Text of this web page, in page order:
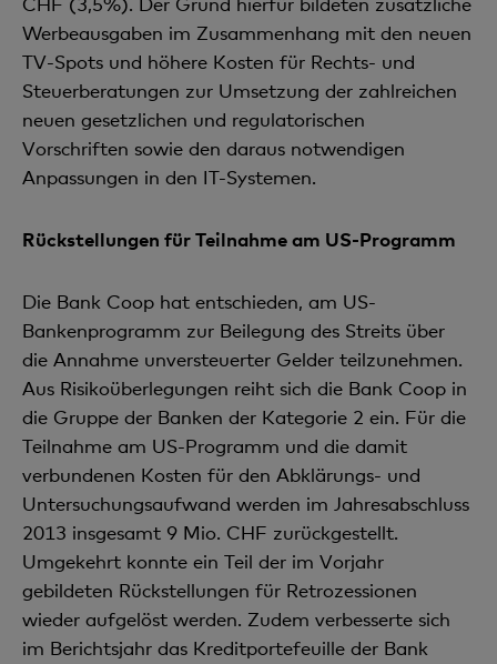
Werbeausgaben im Zusammenhang mit den neuen
TV-Spots und höhere Kosten für Rechts- und
Steuerberatungen zur Umsetzung der zahlreichen
neuen gesetzlichen und regulatorischen
Vorschriften sowie den daraus notwendigen
Anpassungen in den IT-Systemen.
Rückstellungen für Teilnahme am US-Programm
Die Bank Coop hat entschieden, am US-
Bankenprogramm zur Beilegung des Streits über
die Annahme unversteuerter Gelder teilzunehmen.
Aus Risikoüberlegungen reiht sich die Bank Coop in
die Gruppe der Banken der Kategorie 2 ein. Für die
Teilnahme am US-Programm und die damit
verbundenen Kosten für den Abklärungs- und
Untersuchungsaufwand werden im Jahresabschluss
2013 insgesamt 9 Mio. CHF zurückgestellt.
Umgekehrt konnte ein Teil der im Vorjahr
gebildeten Rückstellungen für Retrozessionen
wieder aufgelöst werden. Zudem verbesserte sich
im Berichtsjahr das Kreditportefeuille der Bank